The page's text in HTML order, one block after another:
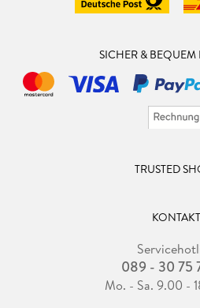
SICHER & BEQUEM
TRUSTED
KONTAKT
089 - 30 75
Mo. - Sa. 9.00 -